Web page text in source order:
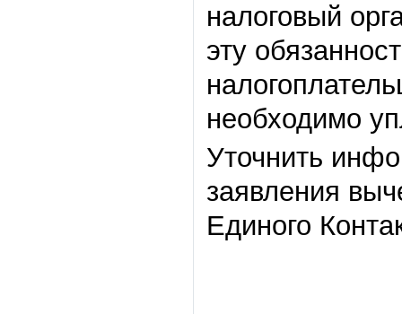
налоговый
эту
необходимо
Уточнить
заявления
Единого